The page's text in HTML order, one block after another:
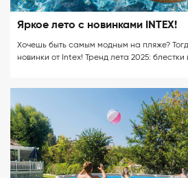
Яркое лето с новинками INTEX!
Хочешь быть самым модным на пляже?
новинки от Intex! Тренд лета 2025: